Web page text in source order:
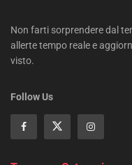
Non farti sorprendere dal
allerte tempo reale e
visto.
Follow Us